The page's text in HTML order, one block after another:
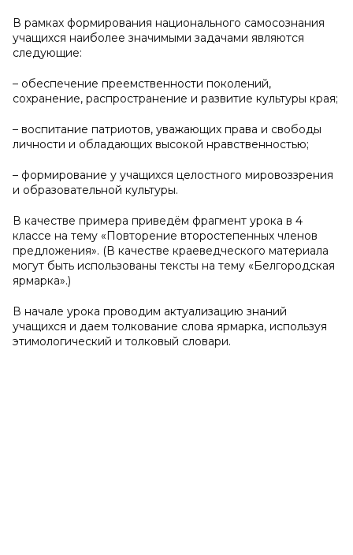
В рамках формирования национального самосознания
учащихся наиболее значимыми задачами являются
следующие:
– обеспечение преемственности поколений,
сохранение, распространение и развитие культуры края;
– воспитание патриотов, уважающих права и свободы
личности и обладающих высокой нравственностью;
– формирование у учащихся целостного мировоззрения
и образовательной культуры.
В качестве примера приведём фрагмент урока в 4
классе на тему «Повторение второстепенных членов
предложения». (В качестве краеведческого материала
могут быть использованы тексты на тему «Белгородская
ярмарка».)
В начале урока проводим актуализацию знаний
учащихся и даем толкование слова ярмарка, используя
этимологический и толковый словари.